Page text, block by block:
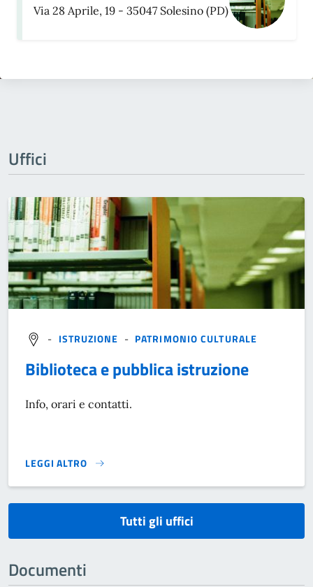
Via 28 Aprile, 19 - 35047 Solesino (PD)
Uffici
- ISTRUZIONE - PATRIMONIO CULTURALE
Biblioteca e pubblica istruzione
Info, orari e contatti.
LEGGI ALTRO
}
Tutti gli uffici
Documenti